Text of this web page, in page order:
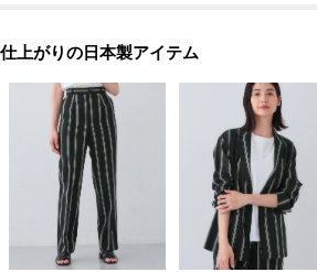
上がりの日本製アイテム